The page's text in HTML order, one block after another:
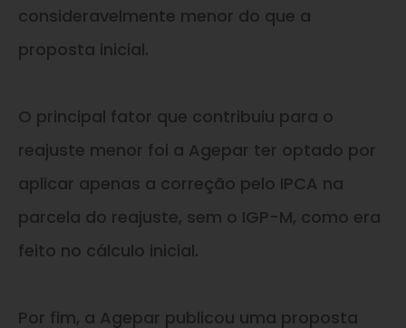
consideravelmente menor do que a
proposta inicial.
O principal fator que contribuiu para o
reajuste menor foi a Agepar ter optado por
aplicar apenas a correção pelo IPCA na
parcela do reajuste, sem o IGP-M, como era
feito no cálculo inicial.
Por fim, a Agepar publicou uma proposta